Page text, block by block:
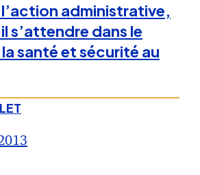
administrative,
s’attendre dans le
santé et sécurité au